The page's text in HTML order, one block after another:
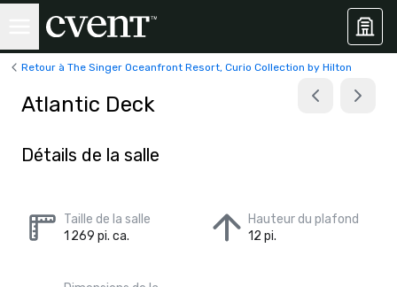
Retour à The Singer Oceanfront Resort, Curio Collection by Hilton
Atlantic Deck
Détails de la salle
Taille de la salle
1 269 pi. ca.
Hauteur du plafond
12 pi.